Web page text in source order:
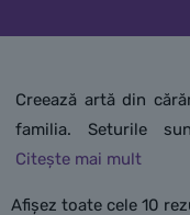
Creează artă din
familia. Seturile
oportunități
Afișez toate cele 10